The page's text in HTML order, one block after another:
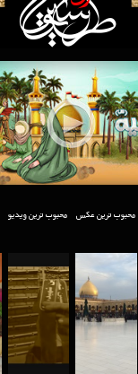
محبوب ترین ویدیو محبوب ترین عکس